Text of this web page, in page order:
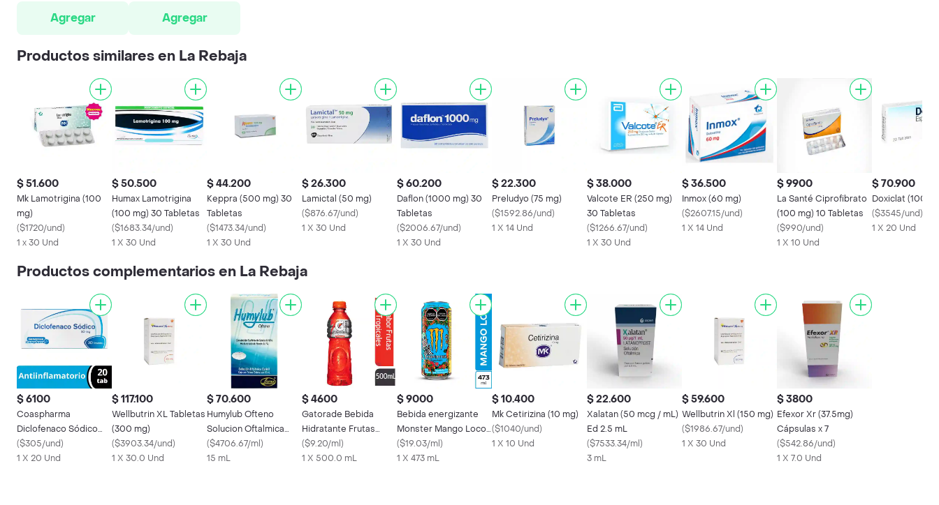
Agregar
Agregar
Productos similares en La Rebaja
$ 51.600
Mk Lamotrigina (100
mg)
($1720/und)
1 x 30 Und
$ 50.500
Humax Lamotrigina
(100 mg) 30 Tabletas
($1683.34/und)
1 X 30 Und
$ 44.200
Keppra (500 mg) 30
Tabletas
($1473.34/und)
1 X 30 Und
$ 26.300
Lamictal (50 mg)
($876.67/und)
1 X 30 Und
$ 60.200
Daflon (1000 mg) 30
Tabletas
($2006.67/und)
1 X 30 Und
$ 22.300
Preludyo (75 mg)
($1592.86/und)
1 X 14 Und
$ 38.000
Valcote ER (250 mg)
30 Tabletas
($1266.67/und)
1 X 30 Und
$ 36.500
Inmox (60 mg)
($2607.15/und)
1 X 14 Und
$ 9900
La Santé Ciprofibrato
(100 mg) 10 Tabletas
($990/und)
1 X 10 Und
$ 70.900
Doxiclat (100
($3545/und)
1 X 20 Und
Productos complementarios en La Rebaja
$ 6100
Coaspharma
Diclofenaco Sódico
(50 mg)
($305/und)
1 X 20 Und
$ 117.100
Wellbutrin XL Tabletas
(300 mg)
($3903.34/und)
1 X 30.0 Und
$ 70.600
Humylub Ofteno
Solucion Oftalmica
Caja Con Frasco
($4706.67/ml)
15 mL
$ 4600
Gatorade Bebida
Hidratante Frutas
Tropicales 500 mL
($9.20/ml)
1 X 500.0 mL
$ 9000
Bebida energizante
Monster Mango Loco
437ml
($19.03/ml)
1 X 473 mL
$ 10.400
Mk Cetirizina (10 mg)
($1040/und)
1 X 10 Und
$ 22.600
Xalatan (50 mcg / mL)
Ed 2.5 mL
($7533.34/ml)
3 mL
$ 59.600
Wellbutrin Xl (150 mg)
($1986.67/und)
1 X 30 Und
$ 3800
Efexor Xr (37.5mg)
Cápsulas x 7
($542.86/und)
1 X 7.0 Und